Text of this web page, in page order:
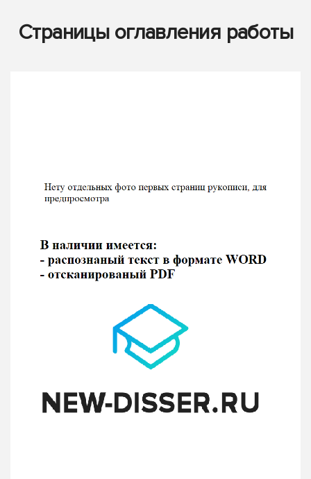
Страницы оглавления работы